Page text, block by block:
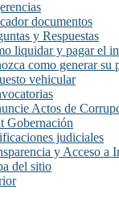
documentos
y Respuestas
liquidar y pagar el
como generar su
vehicular
Actos de
Gobernación
judiciales
y Acceso a
del sitio